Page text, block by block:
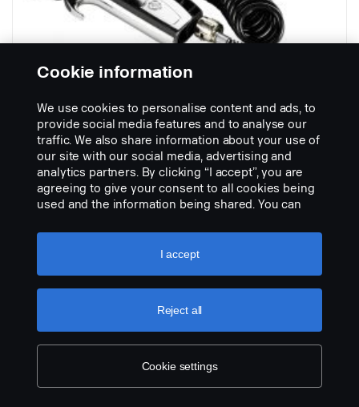
Chromé
Pas de description disponible
Add to list
Cookie information
We use cookies to personalise content and ads, to
provide social media features and to analyse our
traffic. We also share information about your use of
our site with our social media, advertising and
analytics partners. By clicking “I accept”, you are
agreeing to give your consent to all cookies being
used and the information being shared. You can
settings” and selecting the categories you’d like to
accept. For a more detailed explanation of how we
Cookie settings
Reject all
I accept